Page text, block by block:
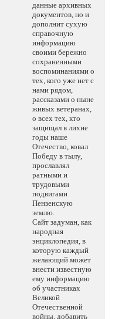
данные архивных
документов, но и
дополнит сухую
справочную
информацию
своими бережно
сохраненными
воспоминаниями о
тех, кого уже нет с
нами рядом,
рассказами о ныне
живых ветеранах,
о всех тех, кто
защищал в лихие
годы наше
Отечество, ковал
Победу в тылу,
прославлял
ратными и
трудовыми
подвигами
Пензенскую
землю.
Сайт задуман, как
народная
энциклопедия, в
которую каждый
желающий может
внести известную
ему информацию
об участниках
Великой
Отечественной
войны, добавить